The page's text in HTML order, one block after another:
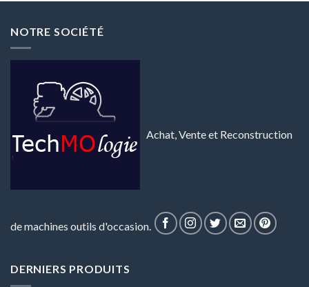
NOTRE SOCIÉTÉ
Achat, Vente et Reconstruction
de machines outils d'occasion.
DERNIERS PRODUITS